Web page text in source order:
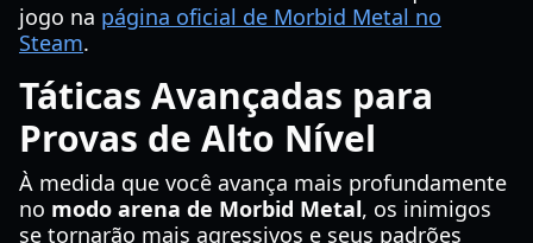
jogo na página oficial de Morbid Metal no
Steam.
Táticas Avançadas para
Provas de Alto Nível
À medida que você avança mais profundamente
no modo arena de Morbid Metal, os inimigos
se tornarão mais agressivos e seus padrões